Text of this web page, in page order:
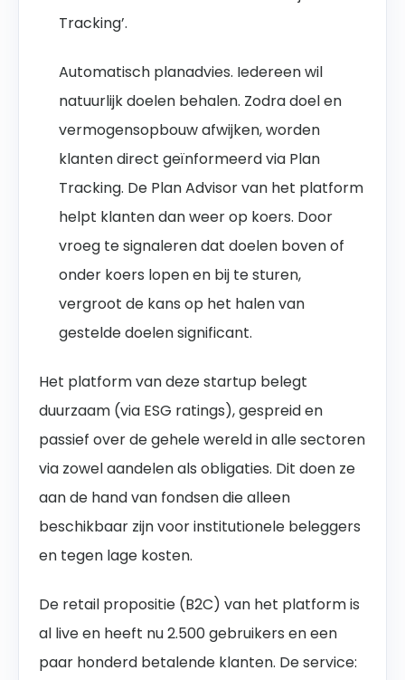
Tracking’.
Automatisch planadvies. Iedereen wil
natuurlijk doelen behalen. Zodra doel en
vermogensopbouw afwijken, worden
klanten direct geïnformeerd via Plan
Tracking. De Plan Advisor van het platform
helpt klanten dan weer op koers. Door
vroeg te signaleren dat doelen boven of
onder koers lopen en bij te sturen,
vergroot de kans op het halen van
gestelde doelen significant.
Het platform van deze startup belegt
duurzaam (via ESG ratings), gespreid en
passief over de gehele wereld in alle sectoren
via zowel aandelen als obligaties. Dit doen ze
aan de hand van fondsen die alleen
beschikbaar zijn voor institutionele beleggers
en tegen lage kosten.
De retail propositie (B2C) van het platform is
al live en heeft nu 2.500 gebruikers en een
paar honderd betalende klanten. De service: